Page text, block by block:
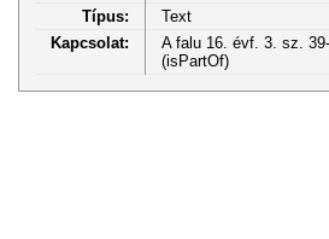
Típus:
Text
Kapcsolat:
A falu 16. évf. 3. sz.
(isPartOf)